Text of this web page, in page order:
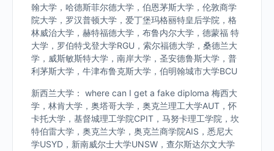
翰大学，哈德斯菲尔德大学，伯恩茅斯大学，伦敦商学
院大学，罗汉普顿大学，爱丁堡玛格丽特皇后学院，格
林威治大学，赫特福德大学，布鲁内尔大学，德蒙福 特
大学，罗伯特戈登大学RGU，索尔福德大学，桑德兰大
学，威斯敏斯特大学，南岸大学，圣安德鲁斯大学，普
利茅斯大学，牛津布鲁克斯大学，伯明翰城市大学BCU
新西兰大学： where can I get a fake diploma 梅西大
学，林肯大学，奥塔哥大学，奥克兰理工大学AUT，怀
卡托大学，基督城理工学院CPIT，马努卡理工学院，坎
特伯雷大学，奥克兰大学，奥克兰商学院AIS，悉尼大
学USYD，新南威尔士大学UNSW，查尔斯达尔文大学